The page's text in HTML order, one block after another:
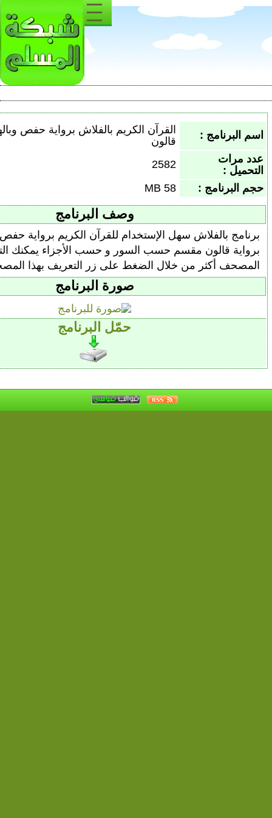
القرآن الكريم بالفلاش برواية حفص وبالهامش برواية
قالون
2582
58 MB
سهل الإستخدام للقرآن الكريم برواية حفص وبالهامش
حسب السور و حسب الأجزاء يمكنك التعرف على
خلال الضغط على زر التعريف بهذا المصحف